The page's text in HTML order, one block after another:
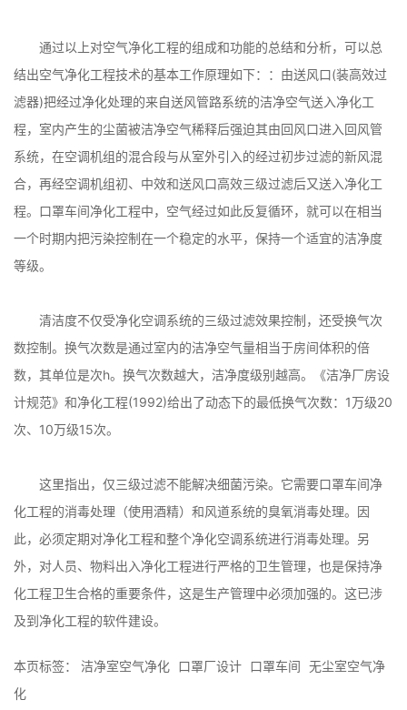
通过以上对空气净化工程的组成和功能的总结和分析，可以总
结出空气净化工程技术的基本工作原理如下：：由送风口(装高效过
滤器)把经过净化处理的来自送风管路系统的洁净空气送入净化工
程，室内产生的尘菌被洁净空气稀释后强迫其由回风口进入回风管
系统，在空调机组的混合段与从室外引入的经过初步过滤的新风混
合，再经空调机组初、中效和送风口高效三级过滤后又送入净化工
程。口罩车间净化工程中，空气经过如此反复循环，就可以在相当
一个时期内把污染控制在一个稳定的水平，保持一个适宜的洁净度
等级。
清洁度不仅受净化空调系统的三级过滤效果控制，还受换气次
数控制。换气次数是通过室内的洁净空气量相当于房间体积的倍
数，其单位是次h。换气次数越大，洁净度级别越高。《洁净厂房设
计规范》和净化工程(1992)给出了动态下的最低换气次数：1万级20
次、10万级15次。
这里指出，仅三级过滤不能解决细菌污染。它需要口罩车间净
化工程的消毒处理（使用酒精）和风道系统的臭氧消毒处理。因
此，必须定期对净化工程和整个净化空调系统进行消毒处理。另
外，对人员、物料出入净化工程进行严格的卫生管理，也是保持净
化工程卫生合格的重要条件，这是生产管理中必须加强的。这已涉
及到净化工程的软件建设。
本页标签： 洁净室空气净化 口罩厂设计 口罩车间 无尘室空气净
化